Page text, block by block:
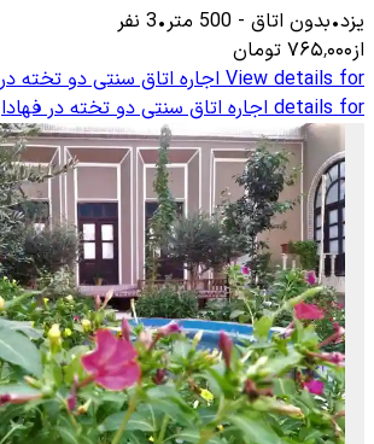
یزد•بدون اتاق -
500 متر•
3 نفر
از۷۶۵٬۰۰۰ تومان
View details for اجاره اتاق سنتی دو تخته
details for اجاره اتاق سنتی دو تخته در